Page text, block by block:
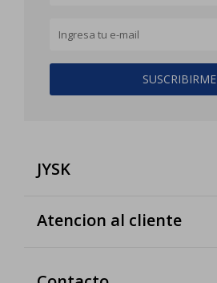
SUSCRIBIRME
JYSK
Atencion al cliente